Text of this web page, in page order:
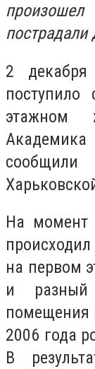
пострадали
2
сообщили
На момент
на первом
и разный
помещения
2006 года
В